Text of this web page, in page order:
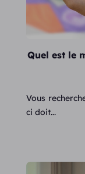
Quel est le
Vous
ci doit...